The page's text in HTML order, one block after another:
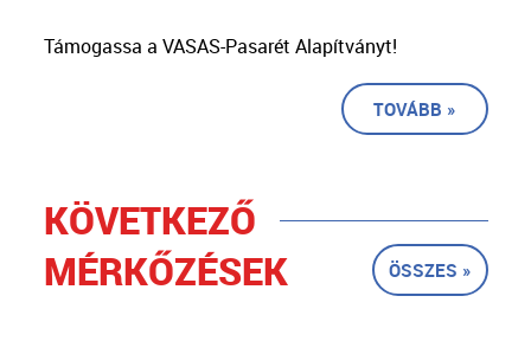
Támogassa a VASAS-Pasarét Alapítványt!
TOVÁBB »
KÖVETKEZŐ
MÉRKŐZÉSEK
ÖSSZES »